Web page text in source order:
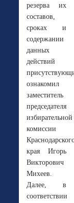
резерва их
составов,
сроках и
содержании
данных
действий
ознакомил
заместитель
председателя
избирательной
комиссии
края Игорь
Викторович
Михеев.
Далее, в
соответствии